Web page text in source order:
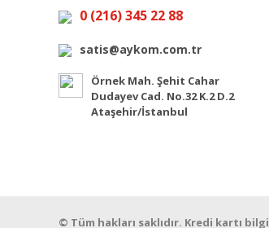
0 (216) 345 22 88
satis@aykom.com.tr
Örnek Mah. Şehit Cahar
Dudayev Cad. No.32 K.2 D.2
Ataşehir/İstanbul
© Tüm hakları saklıdır. Kredi kartı